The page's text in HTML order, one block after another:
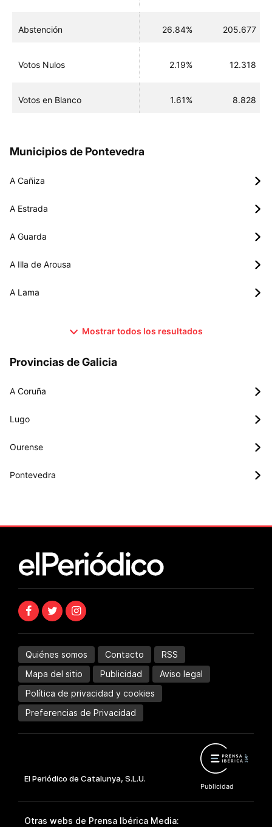
Abstención 26.84% 205.677
Votos Nulos 2.19% 12.318
Votos en Blanco 1.61% 8.828
Municipios de Pontevedra
A Cañiza
A Estrada
A Guarda
A Illa de Arousa
A Lama
Mostrar todos los resultados
Provincias de Galicia
A Coruña
Lugo
Ourense
Pontevedra
Quiénes somos Contacto
RSS
Mapa del sitio
Publicidad
Aviso legal
Política de privacidad y cookies
Preferencias de Privacidad
Otras webs de Prensa Ibérica Media: